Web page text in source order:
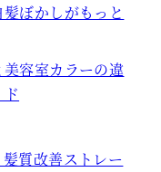
ぼかしがもっと
美容室カラーの違
質改善ストレー